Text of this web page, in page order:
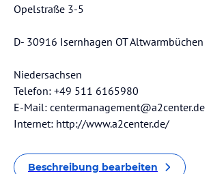
Opelstraße 3-5
D- 30916 Isernhagen OT Altwarmbüchen
Niedersachsen
Telefon: +49 511 6165980
E-Mail: centermanagement@a2center.de
Internet: http://www.a2center.de/
Beschreibung bearbeiten